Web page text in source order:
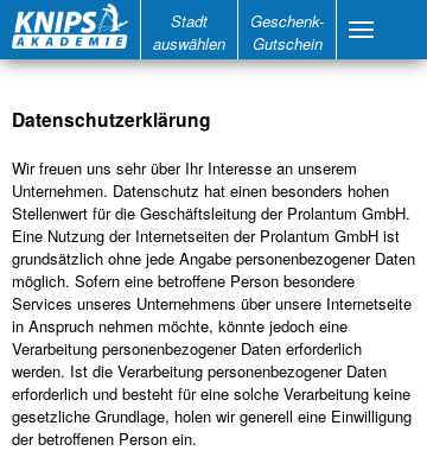
Stadt
auswählen
Geschenk-
Gutschein
Datenschutzerklärung
Wir freuen uns sehr über Ihr Interesse an unserem
Unternehmen. Datenschutz hat einen besonders hohen
Stellenwert für die Geschäftsleitung der Prolantum GmbH.
Eine Nutzung der Internetseiten der Prolantum GmbH ist
grundsätzlich ohne jede Angabe personenbezogener Daten
möglich. Sofern eine betroffene Person besondere
Services unseres Unternehmens über unsere Internetseite
in Anspruch nehmen möchte, könnte jedoch eine
Verarbeitung personenbezogener Daten erforderlich
werden. Ist die Verarbeitung personenbezogener Daten
erforderlich und besteht für eine solche Verarbeitung keine
gesetzliche Grundlage, holen wir generell eine Einwilligung
der betroffenen Person ein.